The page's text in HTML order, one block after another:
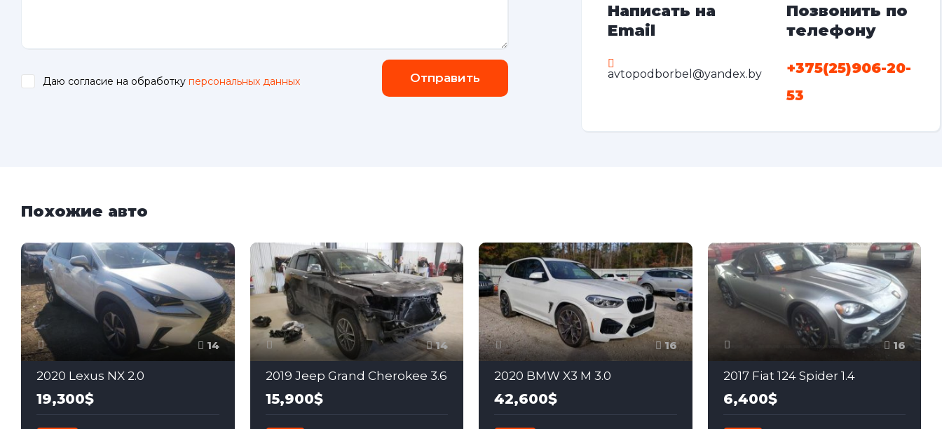
Даю согласие на обработку персональных данных Отправить
Написать на
Email
avtopodborbel@yandex.by
Позвонить по
телефону
+375(25)906-20-
53
Похожие авто
14
2020 Lexus NX 2.0
19,300$
14
2019 Jeep Grand Cherokee 3.6
15,900$
16
2020 BMW X3 M 3.0
42,600$
16
2017 Fiat 124 Spider 1.4
6,400$